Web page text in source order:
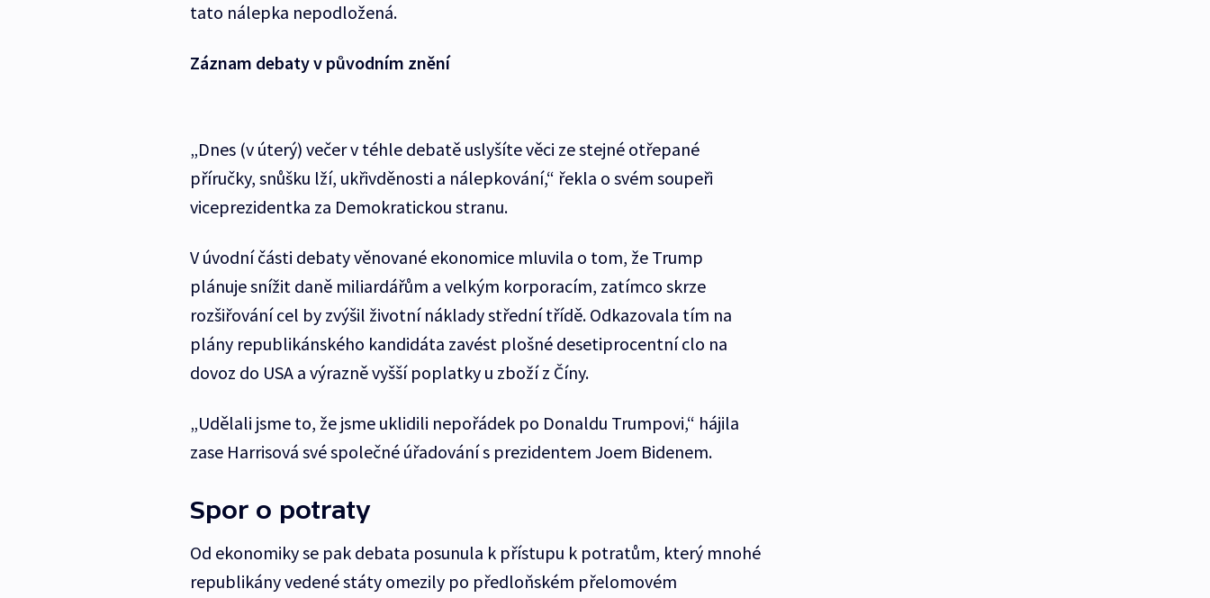
tato nálepka nepodložená.
Záznam debaty v původním znění
„Dnes (v úterý) večer v téhle debatě uslyšíte věci ze stejné otřepané
příručky, snůšku lží, ukřivděnosti a nálepkování,“ řekla o svém soupeři
viceprezidentka za Demokratickou stranu.
V úvodní části debaty věnované ekonomice mluvila o tom, že Trump
plánuje snížit daně miliardářům a velkým korporacím, zatímco skrze
rozšiřování cel by zvýšil životní náklady střední třídě. Odkazovala tím na
plány republikánského kandidáta zavést plošné desetiprocentní clo na
dovoz do USA a výrazně vyšší poplatky u zboží z Číny.
„Udělali jsme to, že jsme uklidili nepořádek po Donaldu Trumpovi,“ hájila
zase Harrisová své společné úřadování s prezidentem Joem Bidenem.
Spor o potraty
Od ekonomiky se pak debata posunula k přístupu k potratům, který mnohé
republikány vedené státy omezily po předloňském přelomovém